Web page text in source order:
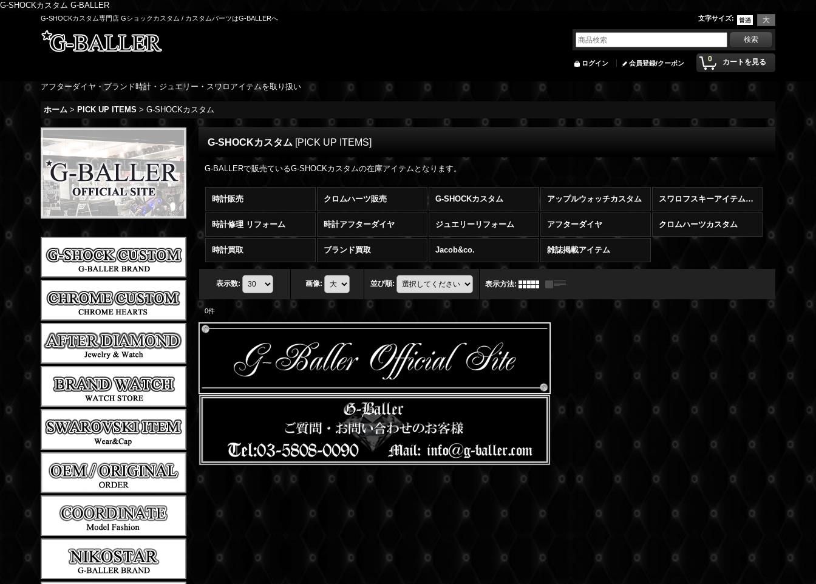
G-SHOCKカスタム G-BALLER
G-SHOCKカスタム専門店 Gショックカスタム / カスタムパーツはG-BALLERへ 文字サイズ:
0 カートを見る
ログイン 会員登録/クーポン
アフターダイヤ・ブランド時計・ジュエリー・スワロアイテムを取り扱い
ホーム > PICK UP ITEMS > G-SHOCKカスタム
G-SHOCKカスタム [PICK UP ITEMS]
G-BALLERで販売ているG-SHOCKカスタムの在庫アイテムとなります。
時計販売 クロムハーツ販売 G-SHOCKカスタム アップルウォッチカスタム スワロフスキーアイテム販売
時計修理 リフォーム 時計アフターダイヤ ジュエリーリフォーム アフターダイヤ クロムハーツカスタム
時計買取 ブランド買取 Jacob&co. 雑誌掲載アイテム
表示数: 画像: 並び順: 表示方法:
0件